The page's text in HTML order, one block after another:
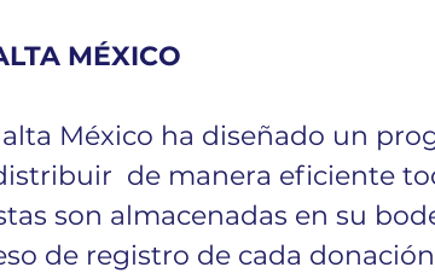
MÉXICO
México ha diseñado un
de manera eficiente
son almacenadas en su
de registro de cada